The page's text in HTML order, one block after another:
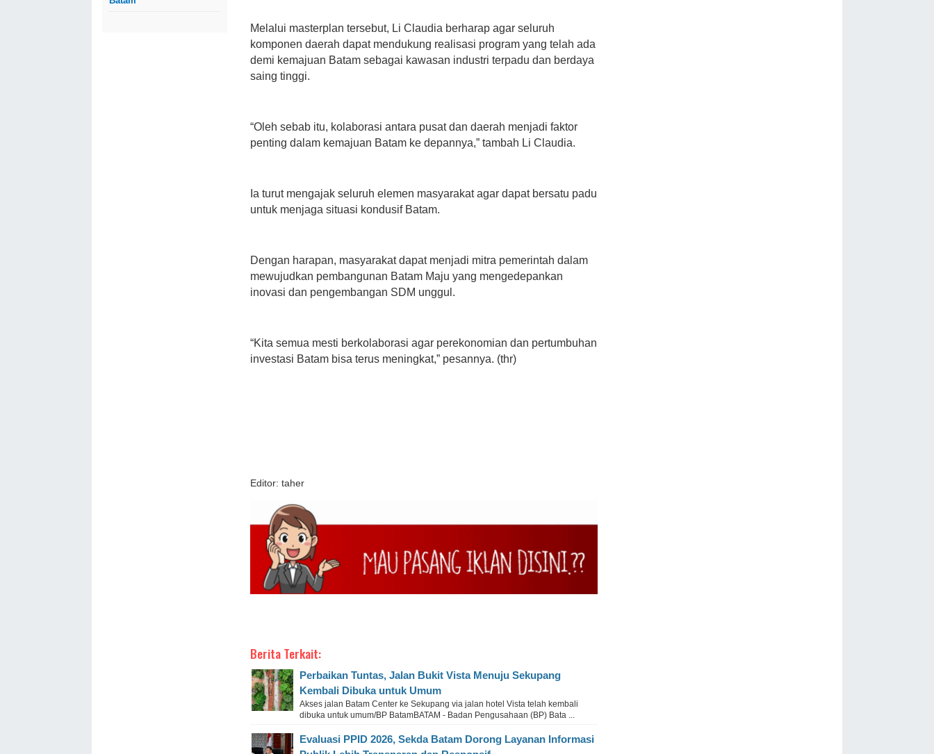
Melalui masterplan tersebut, Li Claudia berharap agar seluruh
komponen daerah dapat mendukung realisasi program yang telah ada
demi kemajuan Batam sebagai kawasan industri terpadu dan berdaya
saing tinggi.
“Oleh sebab itu, kolaborasi antara pusat dan daerah menjadi faktor
penting dalam kemajuan Batam ke depannya,” tambah Li Claudia.
Ia turut mengajak seluruh elemen masyarakat agar dapat bersatu padu
untuk menjaga situasi kondusif Batam.
Dengan harapan, masyarakat dapat menjadi mitra pemerintah dalam
mewujudkan pembangunan Batam Maju yang mengedepankan
inovasi dan pengembangan SDM unggul.
“Kita semua mesti berkolaborasi agar perekonomian dan pertumbuhan
investasi Batam bisa terus meningkat,” pesannya. (thr)
Editor: taher
Berita Terkait:
Perbaikan Tuntas, Jalan Bukit Vista Menuju Sekupang
Kembali Dibuka untuk Umum
Akses jalan Batam Center ke Sekupang via jalan hotel Vista telah kembali
dibuka untuk umum/BP BatamBATAM - Badan Pengusahaan (BP) Bata ...
Evaluasi PPID 2026, Sekda Batam Dorong Layanan Informasi